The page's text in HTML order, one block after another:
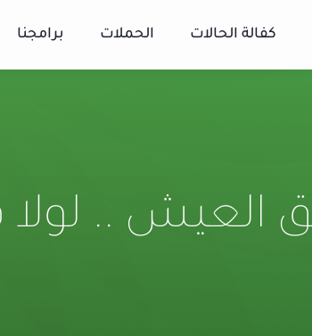
كفالة الحالات الحملات برامجنا
العيش ..